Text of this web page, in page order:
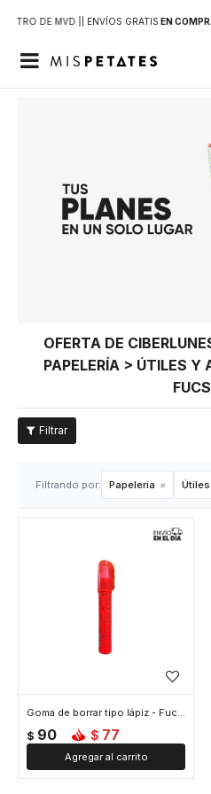
DE MVD | | ENVÍOS GRATIS EN

OFERTA DE
PAPELERÍA > ÚTILES Y
Filtrando por: Papelería
Goma de borrar tipo lápiz - Fucsia
$ 90 $ 77